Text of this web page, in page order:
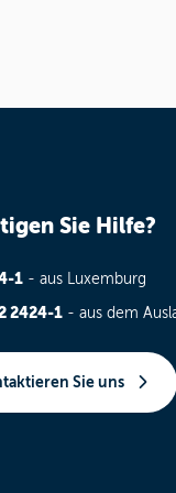
Sie Hilfe?
1 - aus Luxemburg
2424-1 - aus dem
Sie uns